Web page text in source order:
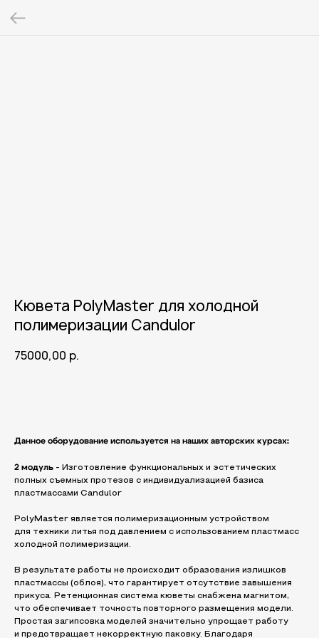
Кювета PolyMaster для холодной
полимеризации Candulor
75000,00 р.
Данное оборудование используется на наших авторских курсах:
2 модуль - Изготовление функциональных и эстетических
полных съемных протезов с индивидуализацией базиса
пластмассами Candulor
PolyMaster является полимеризационным устройством
для техники литья под давлением с использованием пластмасс
холодной полимеризации.
В результате работы не происходит образования излишков
пластмассы (облоя), что гарантирует отсутствие завышения
прикуса. Ретенционная система кюветы снабжена магнитом,
что обеспечивает точность повторного размещения модели.
Простая загипсовка моделей значительно упрощает работу
и предотвращает некорректную паковку. Благодаря